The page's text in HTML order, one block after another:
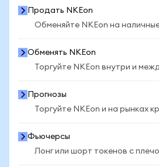
Продать NKEon
Обменяйте NKEon на
Обменять NKEon
Торгуйте NKEon внутри и
Прогнозы
Торгуйте NKEon и на рынках
Фьючерсы
Лонг или шорт токенов с